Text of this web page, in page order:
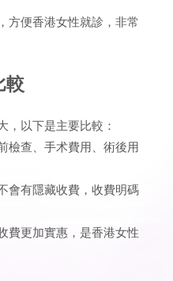
方便香港女性就診，非常
較
，以下是主要比較：
檢查、手术費用、術後用
會有隱藏收費，收費明碼
費更加實惠，是香港女性